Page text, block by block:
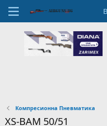
Компресионна Пневматика
XS-ВАМ 50/51